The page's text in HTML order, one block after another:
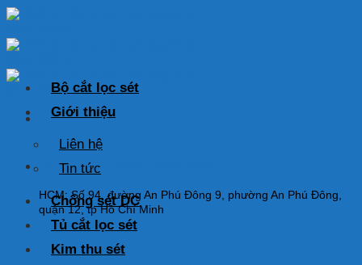
Skip
content
HOTLINE: 0925 038 097
HCM: Số 94, đường An Phú Đông 9, phường An Phú Đông,
quận 12, tp Hồ Chí Minh
Bộ cắt lọc sét
Giới thiệu
Liên hệ
Tin tức
Chống sét DC
Tủ cắt lọc sét
Kim thu sét